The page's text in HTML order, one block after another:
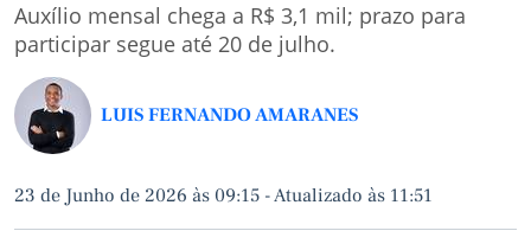
Auxílio mensal chega a R$ 3,1 mil; prazo para
participar segue até 20 de julho.
LUIS FERNANDO AMARANES
23 de Junho de 2026 às 09:15 -Atualizado às 11:51